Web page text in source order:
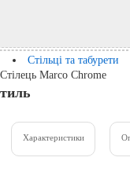
Стільці та табурети
Стілець Marco Chrome
Характеристики